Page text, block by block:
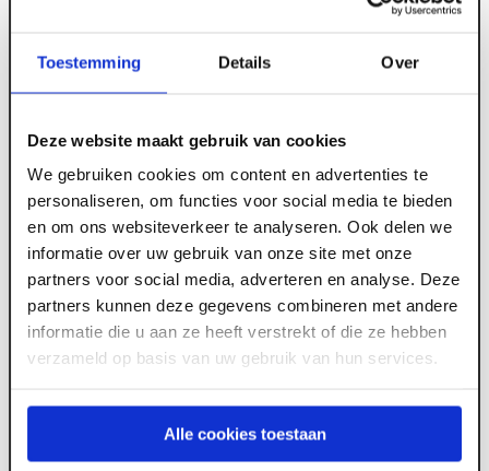
Toestemming Details Over
Deze website maakt gebruik van cookies
We gebruiken cookies om content en advertenties te
personaliseren, om functies voor social media te bieden
en om ons websiteverkeer te analyseren. Ook delen we
informatie over uw gebruik van onze site met onze
partners voor social media, adverteren en analyse. Deze
partners kunnen deze gegevens combineren met andere
informatie die u aan ze heeft verstrekt of die ze hebben
verzameld op basis van uw gebruik van hun services.
Alle cookies toestaan
ART001439
80 mm x 1200 x 600 Isovlas bouwisolatie PL80
Rd 2.11 (6 st/pk)
Meld je aan of maak een account aan om toegang
te krijgen tot de prijzen.
Log in voor prijzen